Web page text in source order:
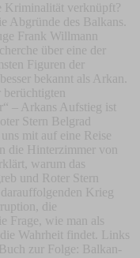
Kriminalität verknüpft?
Abgründe des Balkans.
Frank Willmann
über eine der
Figuren der
bekannt als Arkan.
– Arkans Aufstieg ist
Stern Belgrad
mit auf eine Reise
die Hinterzimmer von
warum das
und Roter Stern
Krieg
die
Frage, wie man als
Wahrheit findet. Links
zur Folge: Balkan-